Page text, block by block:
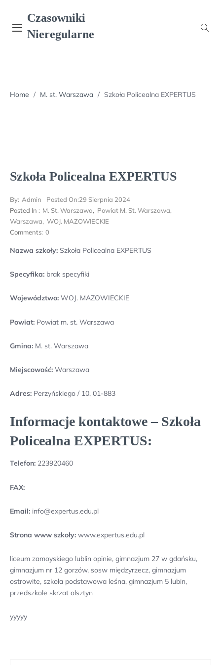
content
Czasowniki
Nieregularne
Home / M. st. Warszawa / Szkoła Policealna EXPERTUS
Szkoła Policealna EXPERTUS
By: Admin Posted On:29 Sierpnia 2024
Posted In : M. St. Warszawa, Powiat M. St. Warszawa,
Warszawa, WOJ. MAZOWIECKIE
Comments: 0
Nazwa szkoły: Szkoła Policealna EXPERTUS
Specyfika: brak specyfiki
Województwo: WOJ. MAZOWIECKIE
Powiat: Powiat m. st. Warszawa
Gmina: M. st. Warszawa
Miejscowość: Warszawa
Adres: Perzyńskiego / 10, 01-883
Informacje kontaktowe – Szkoła
Policealna EXPERTUS:
Telefon: 223920460
FAX:
Email: info@expertus.edu.pl
Strona www szkoły: www.expertus.edu.pl
liceum zamoyskiego lublin opinie, gimnazjum 27 w gdańsku,
gimnazjum nr 12 gorzów, sosw międzyrzecz, gimnazjum
ostrowite, szkoła podstawowa leśna, gimnazjum 5 lubin,
przedszkole skrzat olsztyn
yyyyy